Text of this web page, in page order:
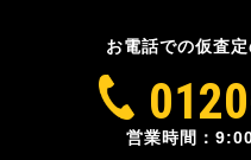
お電話での仮査
営業時間：